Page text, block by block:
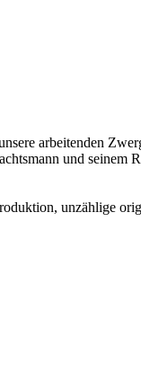
arbeitenden
und seinem
unzählige